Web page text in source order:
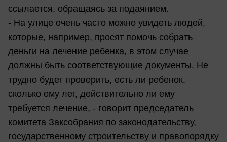
ссылается, обращаясь за подаянием.
- На улице очень часто можно увидеть людей,
которые, например, просят помочь собрать
деньги на лечение ребенка, в этом случае
должны быть соответствующие документы. Не
трудно будет проверить, есть ли ребенок,
сколько ему лет, действительно ли ему
требуется лечение, - говорит председатель
комитета Заксобрания по законодательству,
государственному строительству и правопорядку